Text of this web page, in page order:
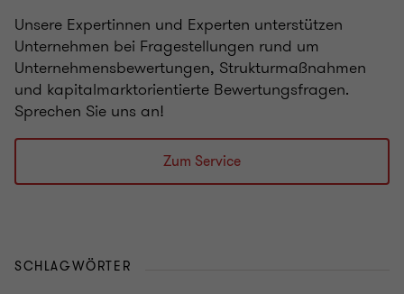
Unsere Expertinnen und Experten unterstützen
Unternehmen bei Fragestellungen rund um
Unternehmensbewertungen, Strukturmaßnahmen
und kapitalmarktorientierte Bewertungsfragen.
Sprechen Sie uns an!
Zum Service
SCHLAGWÖRTER